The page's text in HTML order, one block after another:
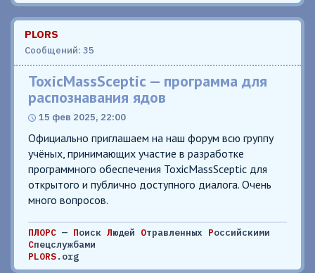
PLORS
Сообщений: 35
ToxicMassSceptic — программа для
распознавания ядов
15 фев 2025, 22:00
Официально приглашаем на наш форум всю группу
учёных, принимающих участие в разработке
программного обеспечения ToxicMassSceptic для
открытого и публично доступного диалога. Очень
много вопросов.
ПЛОРС — Поиск Людей Отравленных Российскими
Спецслужбами
PLORS.org